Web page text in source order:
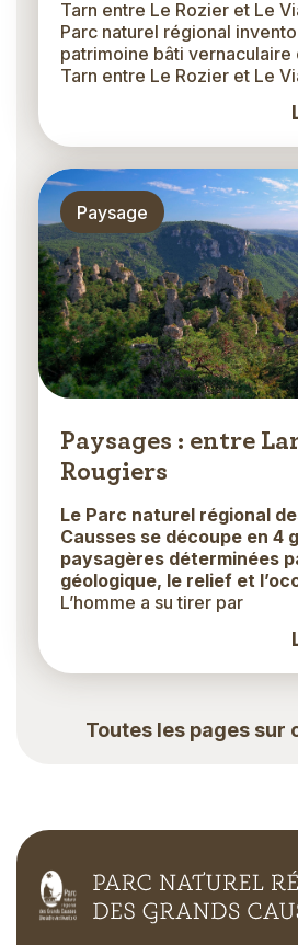
Tarn entre Le Rozier et Le
Parc naturel régional
patrimoine bâti vernaculaire
Tarn entre Le Rozier et Le
Paysages : entre
Rougiers
Thématique
Paysage
Le Parc naturel régional
Causses se découpe en 4
paysagères déterminées
géologique, le relief et
L’homme a su tirer par
Toutes les pages sur